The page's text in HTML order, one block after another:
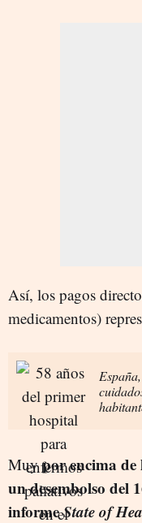
Así, los pagos
medicamentos)
Muypor encima de
un desembolso del
informeState of